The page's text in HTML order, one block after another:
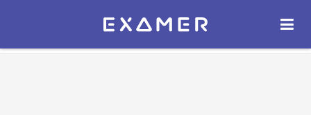
Экзамер — ЕГЭ 2027
ОТКРЫТЬ